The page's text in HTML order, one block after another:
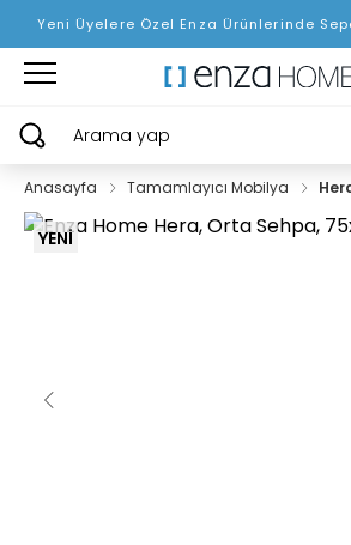
Yeni Üyelere Özel Enza Ürünlerinde
Arama yap
Anasayfa Tamamlayıcı Mobilya
YENİ